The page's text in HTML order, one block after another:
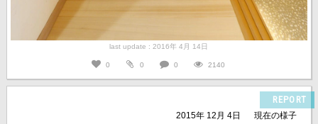
last update : 2016年 4月 14日
0 0 0 2140
REPORT
2015年 12月 4日
現在の様子